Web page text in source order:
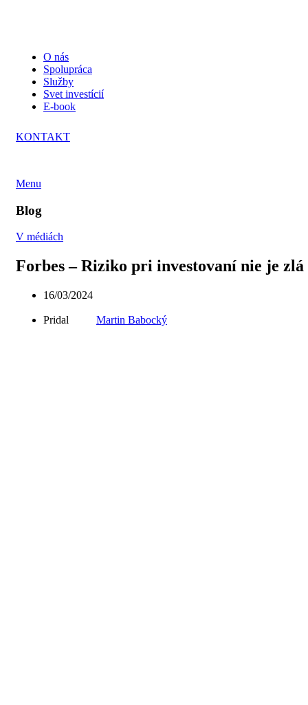
O nás
Spolupráca
Služby
Svet investícií
E-book
KONTAKT
Menu
Blog
V médiách
Forbes – Riziko pri investovaní nie je zlá
16/03/2024
Pridal Martin Babocký